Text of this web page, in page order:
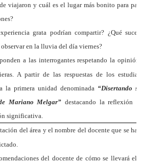
viajaron y cuál es el lugar más bonito para
grata podrían compartir? ¿Qué
en la lluvia del día viernes?
a las interrogantes respetando la opinión
A partir de las respuestas de los
la primera unidad denominada “Disertando
Mariano Melgar” destacando la reflexión
significativa.
del área y el nombre del docente que se
del docente de cómo se llevará el